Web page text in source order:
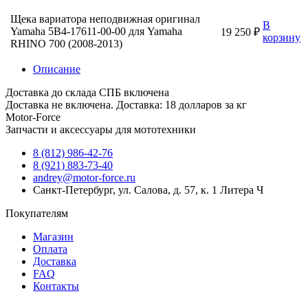
Щека вариатора неподвижная оригинал
Yamaha 5B4-17611-00-00 для Yamaha
RHINO 700 (2008-2013)
19 250 ₽
В
корзину
Описание
Доставка до склада СПБ включена
Доставка не включена. Доставка: 18 долларов за кг
Motor-Force
Запчасти и аксессуары для мототехники
8 (812) 986-42-76
8 (921) 883-73-40
andrey@motor-force.ru
Санкт-Петербург, ул. Салова, д. 57, к. 1 Литера Ч
Покупателям
Магазин
Оплата
Доставка
FAQ
Контакты